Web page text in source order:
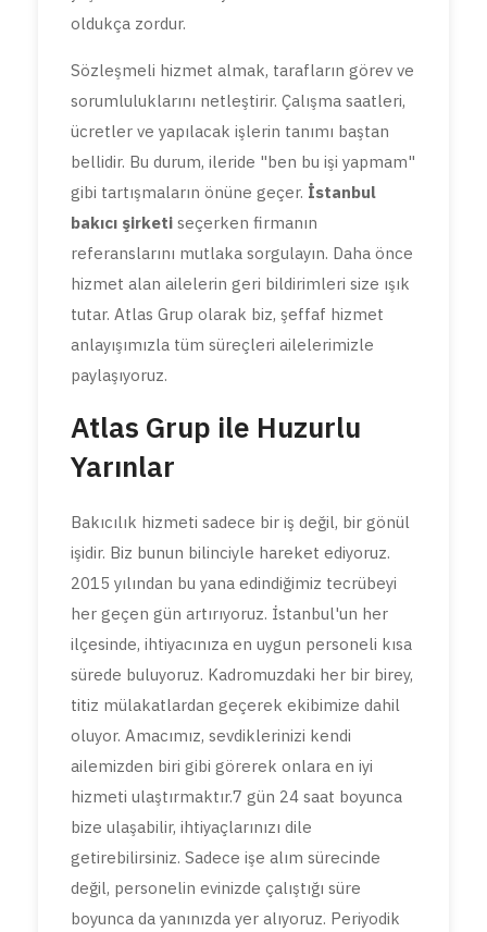
oldukça zordur.
Sözleşmeli hizmet almak, tarafların görev ve
sorumluluklarını netleştirir. Çalışma saatleri,
ücretler ve yapılacak işlerin tanımı baştan
bellidir. Bu durum, ileride "ben bu işi yapmam"
gibi tartışmaların önüne geçer. İstanbul
bakıcı şirketi seçerken firmanın
referanslarını mutlaka sorgulayın. Daha önce
hizmet alan ailelerin geri bildirimleri size ışık
tutar. Atlas Grup olarak biz, şeffaf hizmet
anlayışımızla tüm süreçleri ailelerimizle
paylaşıyoruz.
Atlas Grup ile Huzurlu
Yarınlar
Bakıcılık hizmeti sadece bir iş değil, bir gönül
işidir. Biz bunun bilinciyle hareket ediyoruz.
2015 yılından bu yana edindiğimiz tecrübeyi
her geçen gün artırıyoruz. İstanbul'un her
ilçesinde, ihtiyacınıza en uygun personeli kısa
sürede buluyoruz. Kadromuzdaki her bir birey,
titiz mülakatlardan geçerek ekibimize dahil
oluyor. Amacımız, sevdiklerinizi kendi
ailemizden biri gibi görerek onlara en iyi
hizmeti ulaştırmaktır.7 gün 24 saat boyunca
bize ulaşabilir, ihtiyaçlarınızı dile
getirebilirsiniz. Sadece işe alım sürecinde
değil, personelin evinizde çalıştığı süre
boyunca da yanınızda yer alıyoruz. Periyodik